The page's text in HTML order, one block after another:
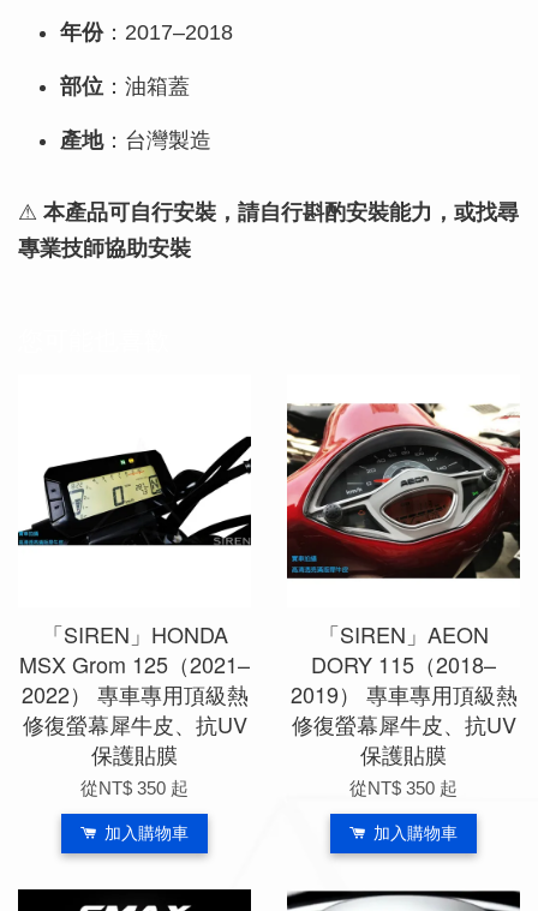
年份：2017–2018
部位 ：油箱蓋
產地：台灣製造
⚠ 本產品可自行安裝，請自行斟酌安裝能力，或找尋
專業技師協助安裝
「SIREN」HONDA
MSX Grom 125（2021–
2022） 專車專用頂級熱
修復螢幕犀牛皮、抗UV
保護貼膜
從NT$ 350 起
加入購物車
「SIREN」AEON
DORY 115（2018–
2019） 專車專用頂級熱
修復螢幕犀牛皮、抗UV
保護貼膜
從NT$ 350 起
加入購物車